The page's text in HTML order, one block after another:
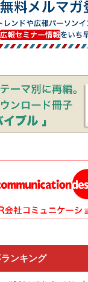
ンキング